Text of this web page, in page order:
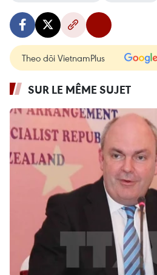
Theo dõi VietnamPlus
SUR LE MÊME SUJET